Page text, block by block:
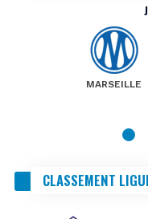
MARSEILLE
CLASSEMENT